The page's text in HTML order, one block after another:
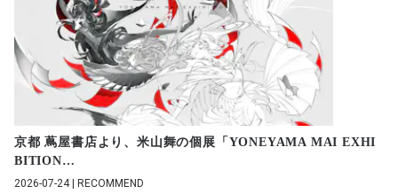
京都 蔦屋書店より、米山舞の個展「YONEYAMA MAI EXHI
BITION…
2026-07-24 | RECOMMEND